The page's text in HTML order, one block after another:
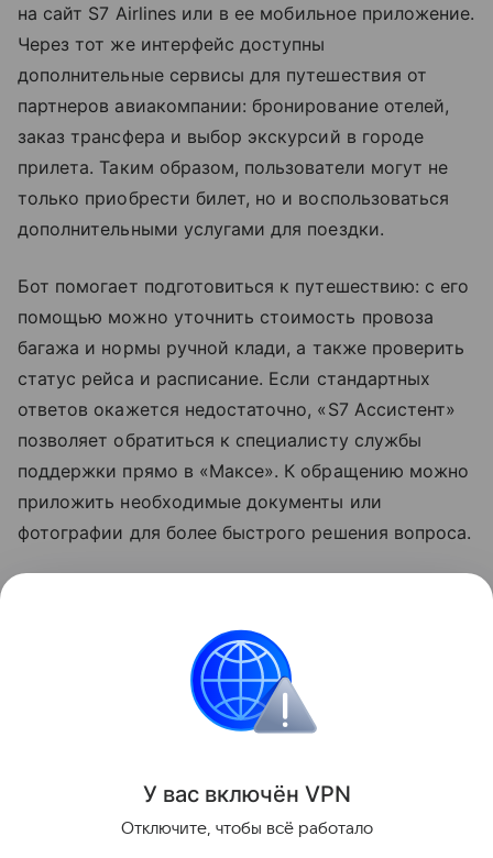
на сайт S7 Airlines или в ее мобильное приложение.
Через тот же интерфейс доступны
дополнительные сервисы для путешествия от
партнеров авиакомпании: бронирование отелей,
заказ трансфера и выбор экскурсий в городе
прилета. Таким образом, пользователи могут не
только приобрести билет, но и воспользоваться
дополнительными услугами для поездки.
Бот помогает подготовиться к путешествию: с его
помощью можно уточнить стоимость провоза
багажа и нормы ручной клади, а также проверить
статус рейса и расписание. Если стандартных
ответов окажется недостаточно, «S7 Ассистент»
позволяет обратиться к специалисту службы
поддержки прямо в «Максе». К обращению можно
приложить необходимые документы или
фотографии для более быстрого решения вопроса.
Мессенджер MAX
Поделиться
У вас включён VPN
Отключите, чтобы всё работало